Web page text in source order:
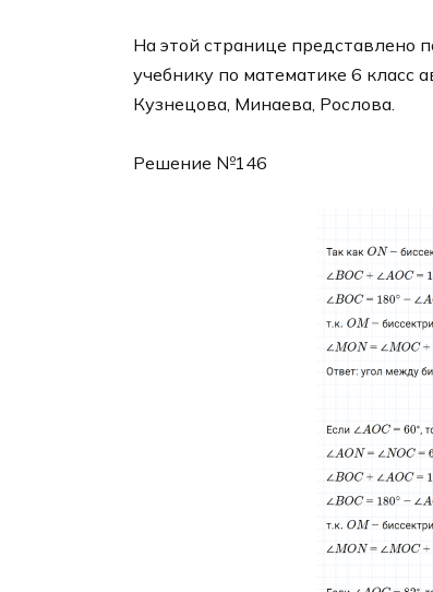
На этой странице представлено
учебнику по математике 6
Кузнецова, Минаева, Рослова.
Решение №146